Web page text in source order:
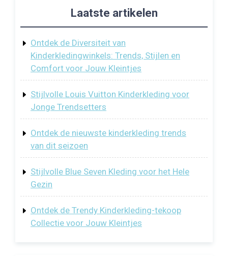
Laatste artikelen
Ontdek de Diversiteit van
Kinderkledingwinkels: Trends, Stijlen en
Comfort voor Jouw Kleintjes
Stijlvolle Louis Vuitton Kinderkleding voor
Jonge Trendsetters
Ontdek de nieuwste kinderkleding trends
van dit seizoen
Stijlvolle Blue Seven Kleding voor het Hele
Gezin
Ontdek de Trendy Kinderkleding-tekoop
Collectie voor Jouw Kleintjes